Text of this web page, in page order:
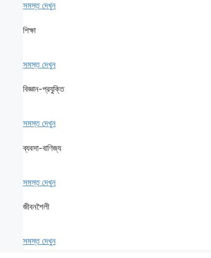
সমস্ত দেখুন
শিক্ষা
সমস্ত দেখুন
বিজ্ঞান-প্রযুক্তি
সমস্ত দেখুন
ব্যবসা-বাণিজ্য
সমস্ত দেখুন
জীবনশৈলী
সমস্ত দেখুন